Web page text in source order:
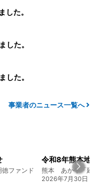
た。
た。
た。
事業者のニュース一覧へ
ファンド
2026年7月30日